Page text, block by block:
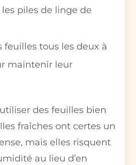
piles de linge de
feuilles tous les deux à
maintenir leur
des feuilles bien
fraîches ont certes un
mais elles risquent
au lieu d’en